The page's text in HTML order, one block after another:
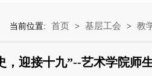
当前位置: 首页 > 基层工会 > 教
，迎接十九”--艺术学院师